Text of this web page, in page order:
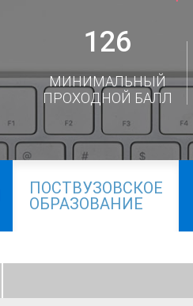
126
МИНИМАЛЬНЫЙ
ПРОХОДНОЙ БАЛЛ
ПОСТВУЗОВСКОЕ
ОБРАЗОВАНИЕ